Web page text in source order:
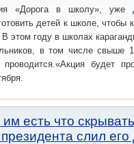
«Дорога в школу», уже
детей к школе,
В этом году в школах
в том числе свыше
проводится.«Акция будет
есть что
слил